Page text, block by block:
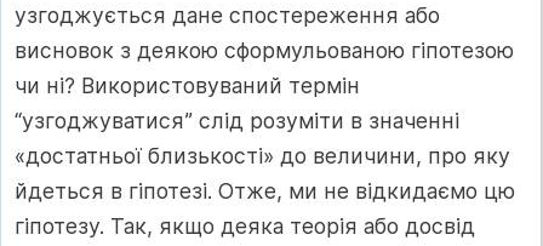
узгоджується дане спостереження або
висновок з деякою сформульованою гіпотезою
чи ні? Використовуваний термін
“узгоджуватися” слід розуміти в значенні
«достатньої близькості» до величини, про яку
йдеться в гіпотезі. Отже, ми не відкидаємо цю
гіпотезу. Так, якщо деяка теорія або досвід